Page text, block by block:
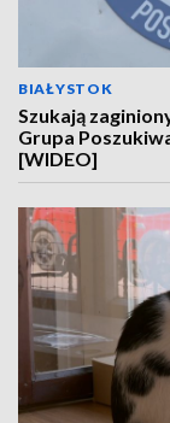
BIAŁYSTOK
Szukają
Grupa
[WIDEO]